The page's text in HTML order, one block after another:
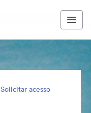
Solicitar acesso